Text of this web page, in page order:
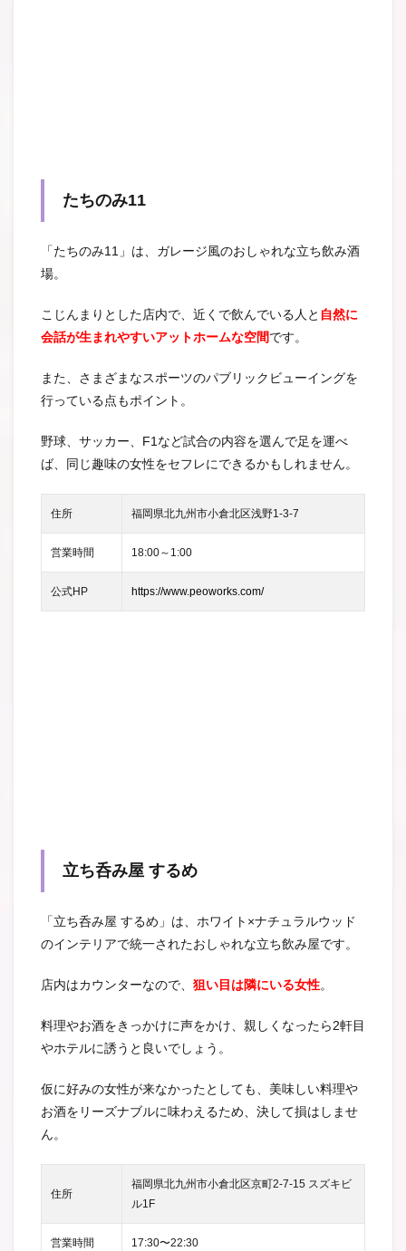
たちのみ11
「たちのみ11」は、ガレージ風のおしゃれな立ち飲み酒
場。
こじんまりとした店内で、近くで飲んでいる人と 自然に
会話が生まれやすいアットホームな空間です。
また、さまざまなスポーツのパブリックビューイングを
行っている点もポイント。
野球、サッカー、F1など試合の内容を選んで足を運べ
ば、同じ趣味の女性をセフレにできるかもしれません。
住所 福岡県北九州市小倉北区浅野1-3-7
営業時間 18:00～1:00
公式HP https://www.peoworks.com/
立ち呑み屋 するめ
「立ち呑み屋 するめ」は、ホワイト×ナチュラルウッド
のインテリアで統一されたおしゃれな立ち飲み屋です。
店内はカウンターなので、 狙い目は隣にいる女性。
料理やお酒をきっかけに声をかけ、親しくなったら2軒目
やホテルに誘うと良いでしょう。
仮に好みの女性が来なかったとしても、美味しい料理や
お酒をリーズナブルに味わえるため、決して損はしませ
ん。
住所
福岡県北九州市小倉北区京町2-7-15 スズキビ
ル1F
営業時間 17:30〜22:30